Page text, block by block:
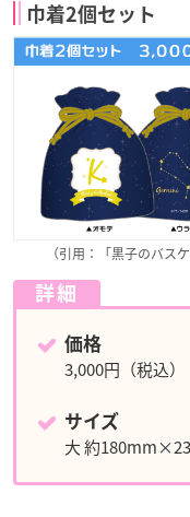
巾着2個セット
（引用：「黒子のバス
詳細
価格
3,000円（税込）
サイズ
大 約